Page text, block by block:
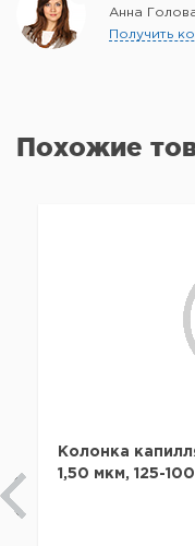
Анна
Получить
Похожие
Колонка
1,50 мкм, 125-